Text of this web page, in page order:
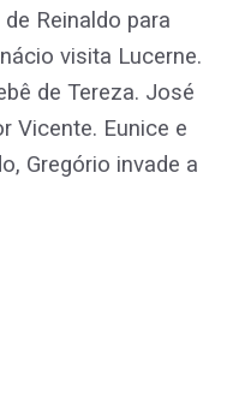
Reinaldo para
visita Lucerne.
de Tereza. José
Vicente. Eunice e
Gregório invade a